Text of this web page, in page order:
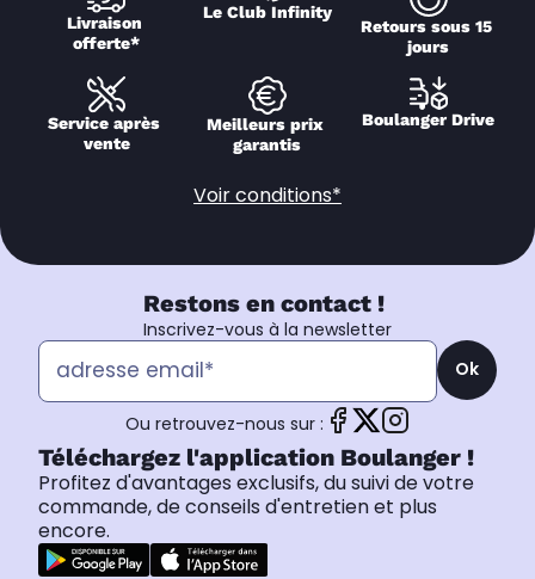
Livraison
offerte*
Le Club Infinity
Retours sous 15
jours
Service après
vente
Meilleurs prix
garantis
Boulanger Drive
Voir conditions*
Restons en contact !
Inscrivez-vous à la newsletter
Ok
Ou retrouvez-nous sur :
Téléchargez l'application Boulanger !
Profitez d'avantages exclusifs, du suivi de votre
commande, de conseils d'entretien et plus
encore.